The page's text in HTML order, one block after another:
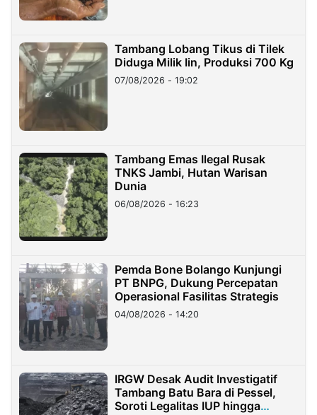
Tambang Lobang Tikus di Tilek
Diduga Milik Iin, Produksi 700 Kg
07/08/2026 - 19:02
Tambang Emas Ilegal Rusak
TNKS Jambi, Hutan Warisan
Dunia
06/08/2026 - 16:23
Pemda Bone Bolango Kunjungi
PT BNPG, Dukung Percepatan
Operasional Fasilitas Strategis
04/08/2026 - 14:20
IRGW Desak Audit Investigatif
Tambang Batu Bara di Pessel,
Soroti Legalitas IUP hingga